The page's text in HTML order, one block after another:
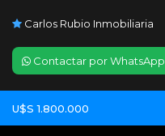
Carlos Rubio Inmobiliaria
Contactar por WhatsApp
U$S 1.800.000